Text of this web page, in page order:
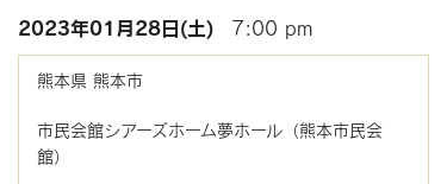
2023年01月28日(土) 7:00 pm
熊本県 熊本市
市民会館シアーズホーム夢ホール（熊本市民会
館）